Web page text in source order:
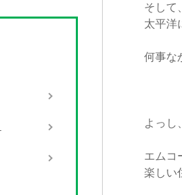
そして
太平洋
何事な
よっし
エムコ
楽しい